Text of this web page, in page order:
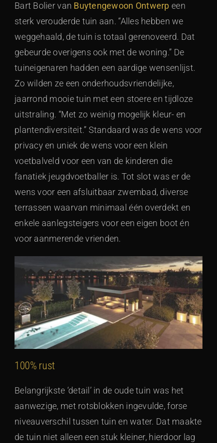
Bart Bolier van Buytengewoon Ontwerp een
sterk verouderde tuin aan. “Alles hebben we
weggehaald, de tuin is totaal gerenoveerd. Dat
gebeurde overigens ook met de woning.” De
tuineigenaren hadden een aardige wensenlijst.
Zo wilden ze een onderhoudsvriendelijke,
jaarrond mooie tuin met een stoere en tijdloze
uitstraling. “Met zo weinig mogelijk kleur- en
plantendiversiteit.” Standaard was de wens voor
privacy en uniek de wens voor een klein
voetbalveld voor een van de kinderen die
fanatiek jeugdvoetballer is. Tot slot was er de
wens voor een afsluitbaar zwembad, diverse
terrassen waarvan minimaal één overdekt en
enkele aanlegsteigers voor een eigen boot én
voor aanmerende vrienden.
100% rust
Belangrijkste ‘detail’ in de oude tuin was het
aanwezige, met rotsblokken ingevulde, forse
niveauverschil tussen tuin en water. Dat maakte
de tuin niet alleen een stuk kleiner, hierdoor lag